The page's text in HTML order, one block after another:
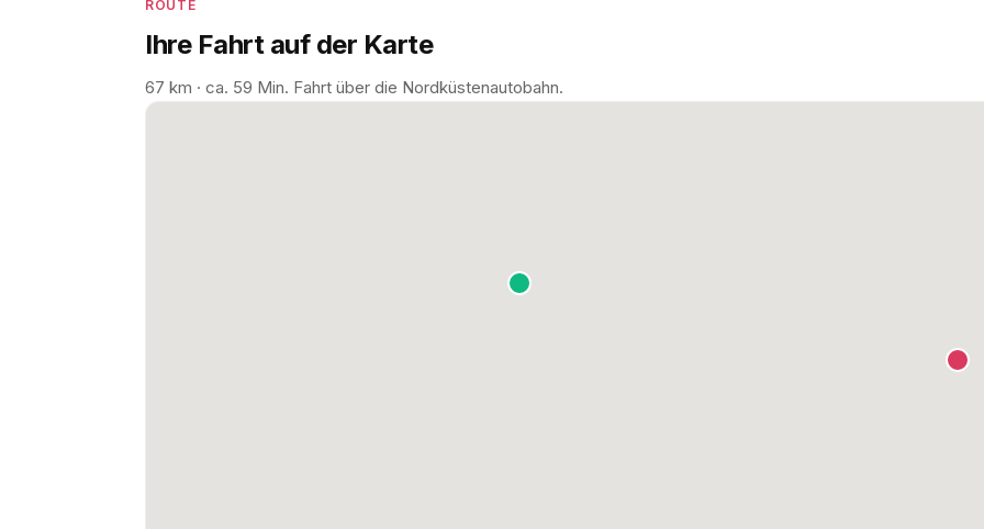
ROUTE
Ihre Fahrt auf der Karte
67 km · ca. 59 Min. Fahrt über die Nordküstenautobahn.